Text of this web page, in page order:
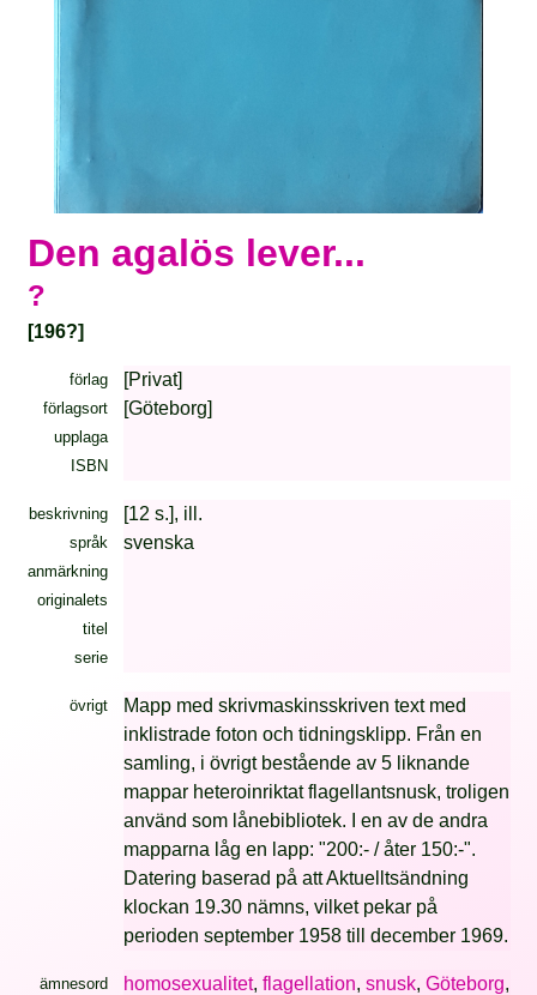
Den agalös lever...
?
[196?]
förlag [Privat]
förlagsort [Göteborg]
upplaga
ISBN
beskrivning [12 s.], ill.
språk svenska
anmärkning
originalets
titel
serie
övrigt
Mapp med skrivmaskinsskriven text med
inklistrade foton och tidningsklipp. Från en
samling, i övrigt bestående av 5 liknande
mappar heteroinriktat flagellantsnusk, troligen
använd som lånebibliotek. I en av de andra
mapparna låg en lapp: "200:- / åter 150:-".
Datering baserad på att Aktuelltsändning
klockan 19.30 nämns, vilket pekar på
perioden september 1958 till december 1969.
ämnesord homosexualitet, flagellation, snusk, Göteborg,